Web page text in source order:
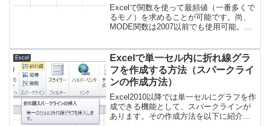
Excelで関数を使って最頻値（一番多くで
るモノ）を求めることが可能です。尚、
MODE関数は2007以前でも使用可能。
頻値（一番多くでるモノ）を求める方...
Excel
Excelで単一セル内に折れ線グラ
フを作成する方法（スパークライ
ンの作成方法）
Excel2010以降では単一セルにグラフを作
成できる機能として、スパークラインが
あります。その作成方法を以下に紹介し